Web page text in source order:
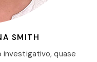
SMITH
investigativo, quase